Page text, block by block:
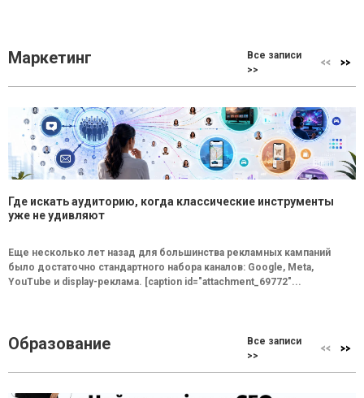
Маркетинг
Все записи
>>
Где искать аудиторию, когда классические инструменты
уже не удивляют
Еще несколько лет назад для большинства рекламных кампаний
было достаточно стандартного набора каналов: Google, Meta,
YouTube и display-реклама. [caption id="attachment_69772"...
Образование
Все записи
>>